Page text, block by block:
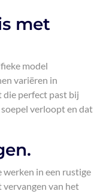
met
model
variëren in
die perfect past bij
verloopt en dat
werken in een rustige
vervangen van het